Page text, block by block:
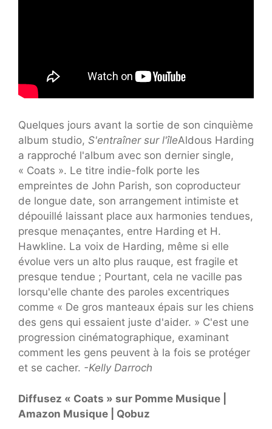
Quelques jours avant la sortie de son cinquième
album studio, S'entraîner sur l'îleAldous Harding
a rapproché l'album avec son dernier single,
« Coats ». Le titre indie-folk porte les
empreintes de John Parish, son coproducteur
de longue date, son arrangement intimiste et
dépouillé laissant place aux harmonies tendues,
presque menaçantes, entre Harding et H.
Hawkline. La voix de Harding, même si elle
évolue vers un alto plus rauque, est fragile et
presque tendue ; Pourtant, cela ne vacille pas
lorsqu'elle chante des paroles excentriques
comme « De gros manteaux épais sur les chiens
des gens qui essaient juste d'aider. » C'est une
progression cinématographique, examinant
comment les gens peuvent à la fois se protéger
et se cacher. -Kelly Darroch
Diffusez « Coats » sur Pomme Musique
Amazon Musique
Qobuz